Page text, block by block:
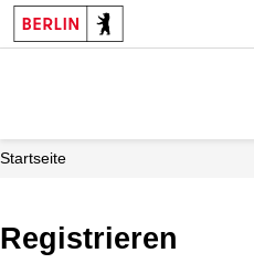
Startseite
Registrieren